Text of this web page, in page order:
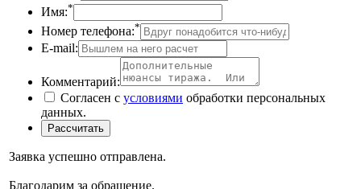
Имя:*
Номер телефона:*
E-mail:
Комментарий:
Согласен с условиями обработки персональных
данных.
Заявка успешно отправлена.
Благодарим за обращение.